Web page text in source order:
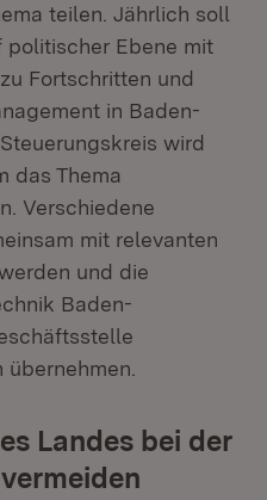
teilen. Jährlich soll
politischer Ebene mit
Fortschritten und
in Baden-
wird
das Thema
Verschiedene
mit relevanten
und die
Baden-
Landes bei der